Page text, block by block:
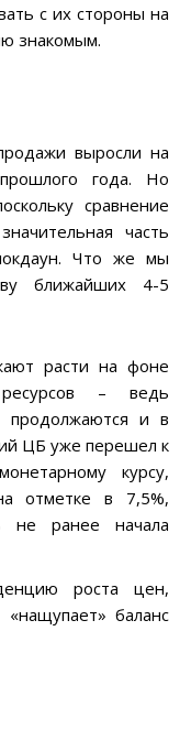
с их стороны на
знакомым.
выросли на
года. Но
сравнение
часть
Что же мы
ближайших 4-5
расти на фоне
ресурсов – ведь
продолжаются и в
ЦБ уже перешел к
курсу,
отметке в 7,5%,
не ранее начала
роста цен,
баланс